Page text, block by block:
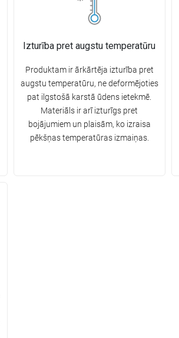
Izturība pret augstu temperatūru
Produktam ir ārkārtēja izturība pret
augstu temperatūru, ne deformējoties
pat ilgstošā karstā ūdens ietekmē.
Materiāls ir arī izturīgs pret
bojājumiem un plaisām, ko izraisa
pēkšņas temperatūras izmaiņas.